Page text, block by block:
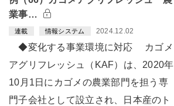
業事…
連載 情報システム 2024.12.02
◆変化する事業環境に対応 カゴメ
アグリフレッシュ（KAF）は、2020年
10月1日にカゴメの農業部門を担う専
門子会社として設立され、日本産のト